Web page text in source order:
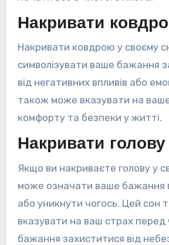
Накривати
Накривати ковдрою у своєму
символізувати ваше бажання
від негативних впливів або
також може вказувати на
комфорту та безпеки у житті.
Накривати голову
Якщо ви накриваєте голову у
може означати ваше бажання
або уникнути чогось. Цей сон
вказувати на ваш страх перед
бажання захиститися від